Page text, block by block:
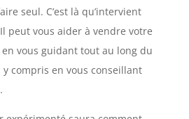
seul. C’est là qu’intervient
peut vous aider à vendre votre
vous guidant tout au long du
y compris en vous conseillant